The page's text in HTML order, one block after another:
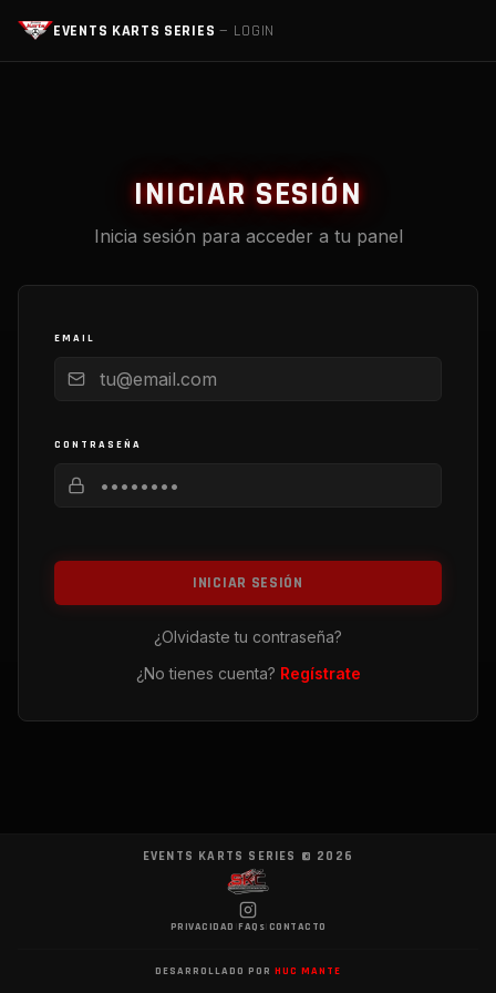
EVENTS KARTS SERIES — LOGIN
INICIAR SESIÓN
Inicia sesión para acceder a tu panel
EMAIL
CONTRASEÑA
INICIAR SESIÓN
¿Olvidaste tu contraseña?
¿No tienes cuenta? Regístrate
EVENTS KARTS SERIES © 2026
PRIVACIDAD FAQs CONTACTO
DESARROLLADO POR HUC MANTE